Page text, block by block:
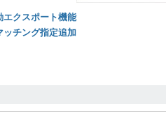
クスポート機能
チング指定追加